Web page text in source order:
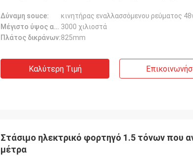
Δύναμη souce:
κινητήρας εναλλασσόμενου ρεύματος
Μέγιστο ύψος ανύψωσης: 3000 χιλιοστά
Πλάτος δικράνων:825mm
Καλύτερη Τιμή
Στάσιμο ηλεκτρικό φορτηγό 1.5 τόνων που
μέτρα